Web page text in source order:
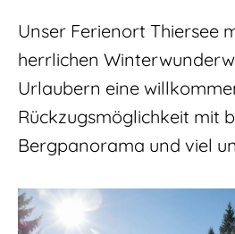
Unser Ferienort Thiersee
herrlichen
Urlaubern eine
Rückzugsmöglichkeit mit
Bergpanorama und viel